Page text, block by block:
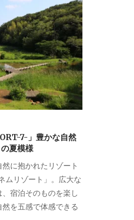
7-」豊かな自然
夏模様
に抱かれたリゾート
ムリゾート」。広大な
宿泊そのものを楽し
を五感で体感できる